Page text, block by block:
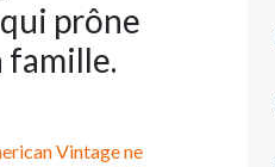
prône
famille.
Vintage ne